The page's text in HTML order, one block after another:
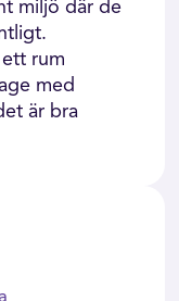
miljö där de
rum
med
är bra